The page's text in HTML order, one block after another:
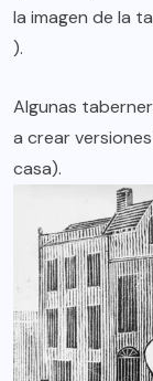
la imagen de la
).
Algunas
a crear
casa).